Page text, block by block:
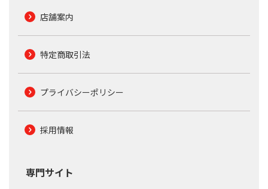
店舗案内
特定商取引法
プライバシーポリシー
採用情報
専門サイト